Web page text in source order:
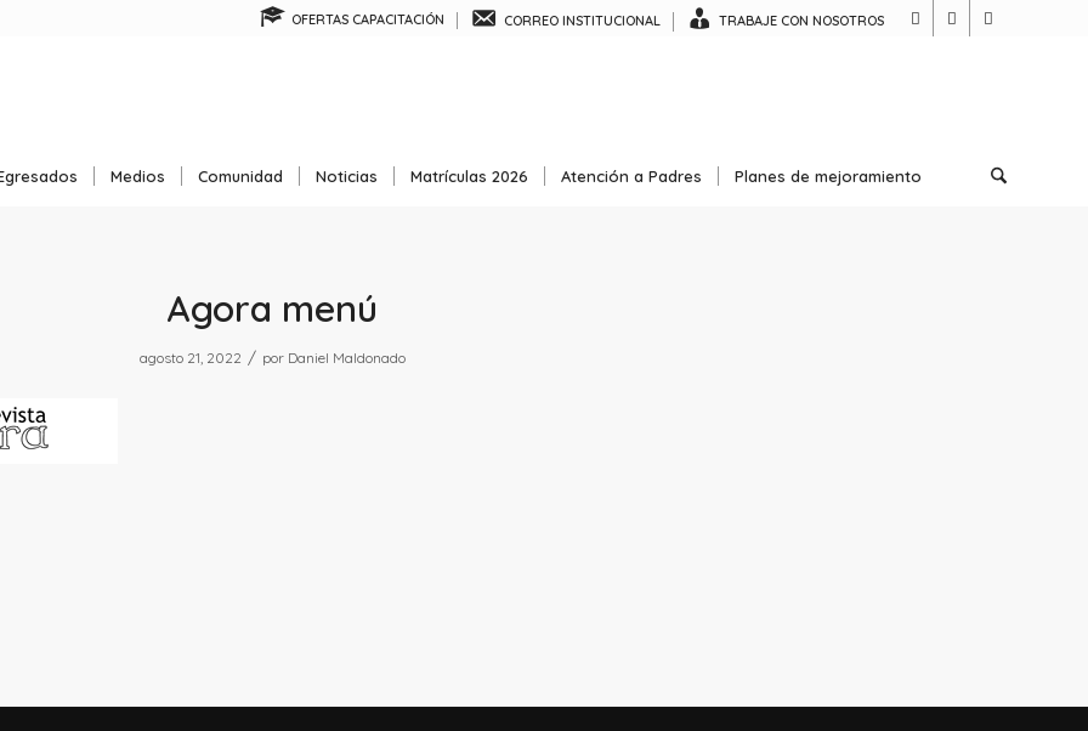
OFERTAS CAPACITACIÓN CORREO INSTITUCIONAL TRABAJE CON NOSOTROS
Medios Comunidad Noticias Matrículas 2026 Atención a Padres Planes de mejoramiento
Agora menú
agosto 21, 2022 / por Daniel Maldonado